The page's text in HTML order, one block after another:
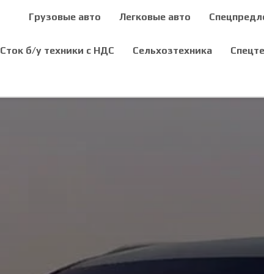
Легковые авто
Грузовые авто
Сельхозтехника
Сток б/у техники с НДС